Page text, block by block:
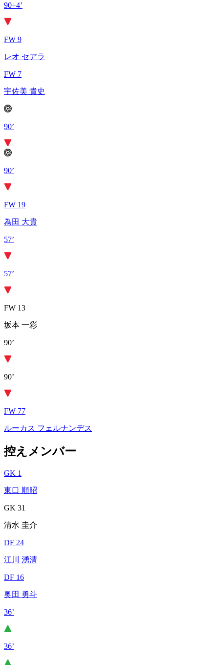
90+4’
FW 9
レオ セアラ
FW 7
宇佐美 貴史
90’
90’
FW 19
為田 大貴
57’
57’
FW 13
坂本 一彩
90’
90’
FW 77
ルーカス フェルナンデス
控えメンバー
GK 1
東口 順昭
GK 31
清水 圭介
DF 24
江川 湧清
DF 16
奥田 勇斗
36’
36’